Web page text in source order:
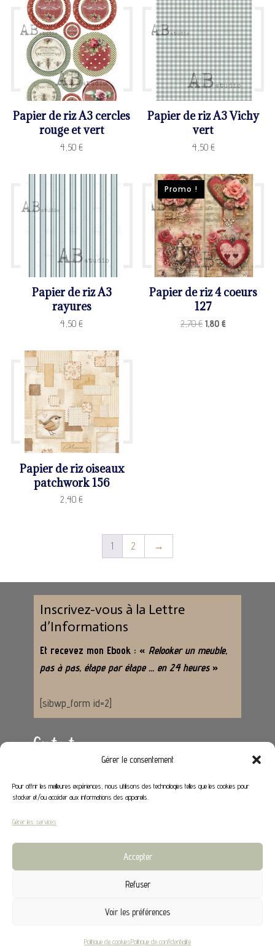
Gérer le consentement
Pour offrir les meilleures expériences, nous utilisons des technologies telles que les cookies pour
stocker et/ou accéder aux informations des appareils.
Gérer les services
Accepter
Refuser
Voir les préférences
Politique de cookiesPolitique de confidentialité
Papier de riz A3 cercles
rouge et vert
4,50€
Papier de riz A3 Vichy
vert
4,50€
Papier de riz A3
rayures
4,50€
Promo !
Papier de riz 4 coeurs
127
2,70€ Le
1,80€
Papier de riz oiseaux
patchwork 156
2,40€
1 2 →
Inscrivez-vous à la Lettre
d’Informations
Et recevez mon Ebook : « Relooker un meuble,
pas à pas, étape par étape … en 24 heures »
[sibwp_form id=2]
Contact
contact@stephaniedeco.fr
Liens utiles
Mon compte